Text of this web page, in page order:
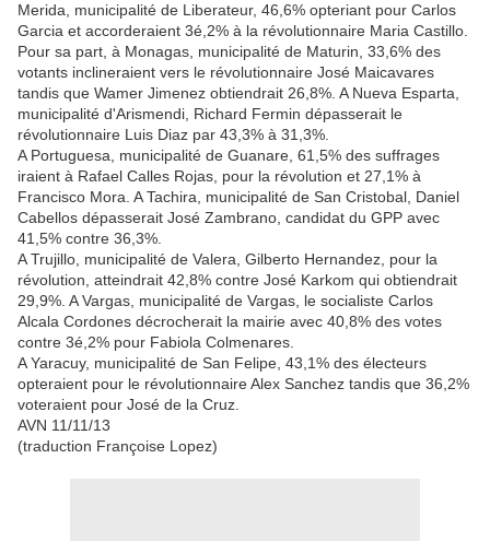
Merida, municipalité de Liberateur, 46,6% opteriant pour Carlos
Garcia et accorderaient 3é,2% à la révolutionnaire Maria Castillo.
Pour sa part, à Monagas, municipalité de Maturin, 33,6% des
votants inclineraient vers le révolutionnaire José Maicavares
tandis que Wamer Jimenez obtiendrait 26,8%. A Nueva Esparta,
municipalité d'Arismendi, Richard Fermin dépasserait le
révolutionnaire Luis Diaz par 43,3% à 31,3%.
A Portuguesa, municipalité de Guanare, 61,5% des suffrages
iraient à Rafael Calles Rojas, pour la révolution et 27,1% à
Francisco Mora. A Tachira, municipalité de San Cristobal, Daniel
Cabellos dépasserait José Zambrano, candidat du GPP avec
41,5% contre 36,3%.
A Trujillo, municipalité de Valera, Gilberto Hernandez, pour la
révolution, atteindrait 42,8% contre José Karkom qui obtiendrait
29,9%. A Vargas, municipalité de Vargas, le socialiste Carlos
Alcala Cordones décrocherait la mairie avec 40,8% des votes
contre 3é,2% pour Fabiola Colmenares.
A Yaracuy, municipalité de San Felipe, 43,1% des électeurs
opteraient pour le révolutionnaire Alex Sanchez tandis que 36,2%
voteraient pour José de la Cruz.
AVN 11/11/13
(traduction Françoise Lopez)